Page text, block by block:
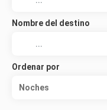
Nombre del destino
Ordenar por
Noches